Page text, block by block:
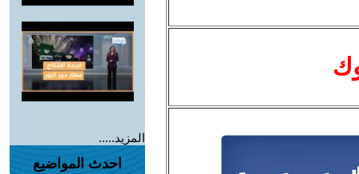
المزيد.....
احدث المواضيع